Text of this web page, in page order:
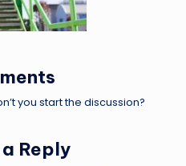
you start the discussion?
Reply